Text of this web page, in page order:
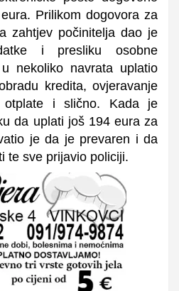
Prilikom dogovora za
zahtjev počinitelja dao je
i presliku osobne
nekoliko navrata uplatio
kredita, ovjeravanje
otplate i slično. Kada je
da uplati još 194 eura za
je da je prevaren i da
te sve prijavio policiji.